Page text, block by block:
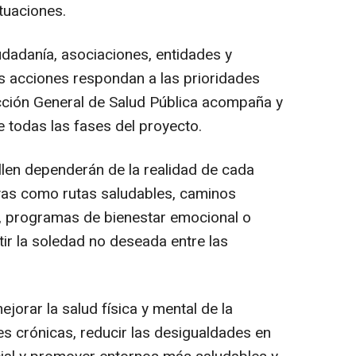
asociaciones, entidades y
acciones respondan a las prioridades
General de Salud Pública acompaña y
todas las fases del proyecto.
dependerán de la realidad de cada
como rutas saludables, caminos
de bienestar emocional o
la soledad no deseada entre las
la salud física y mental de la
crónicas, reducir las desigualdades en